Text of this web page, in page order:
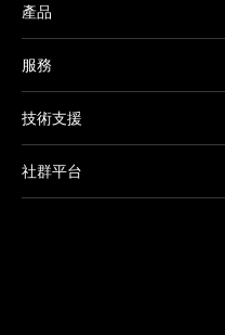
產品
服務
技術支援
社群平台